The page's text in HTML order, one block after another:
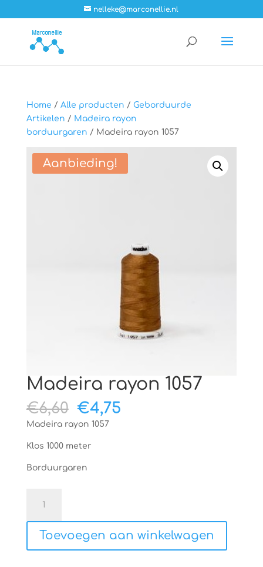
nelleke@marconellie.nl
Home / Alle producten / Geborduurde
Artikelen / Madeira rayon
borduurgaren / Madeira rayon 1057
Aanbieding!
Madeira rayon 1057
€6,60 Oorspronkelijke
prijs
€6,60.
€4,75Huidige
Madeira rayon 1057
Klos 1000 meter
Borduurgaren
rayon
1057
aantal
Toevoegen aan winkelwagen